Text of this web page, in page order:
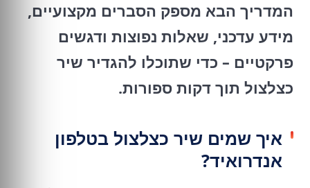
המדריך הבא מספק הסברים מקצועיים,
מידע עדכני, שאלות נפוצות ודגשים
פרקטיים – כדי שתוכלו להגדיר שיר
כצלצול תוך דקות ספורות.
איך שמים שיר כצלצול בטלפון
אנדרואיד?